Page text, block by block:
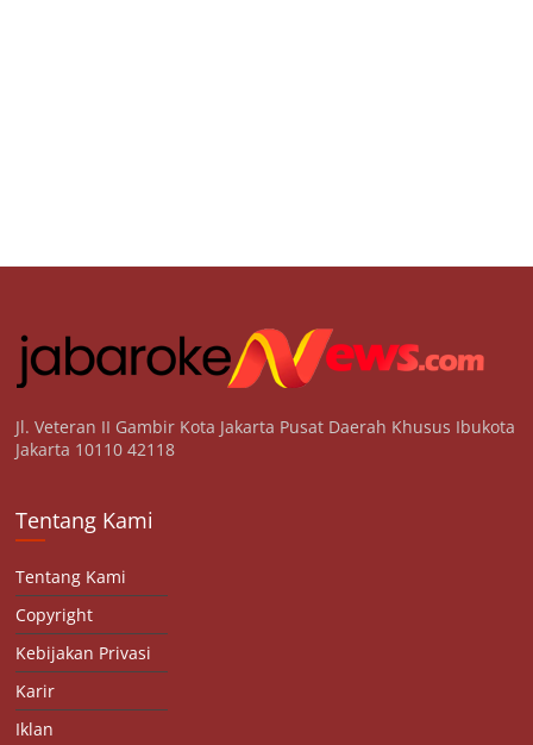
Jl. Veteran II Gambir Kota Jakarta Pusat Daerah Khusus Ibukota
Jakarta 10110 42118
Tentang Kami
Tentang Kami
Copyright
Kebijakan Privasi
Karir
Iklan